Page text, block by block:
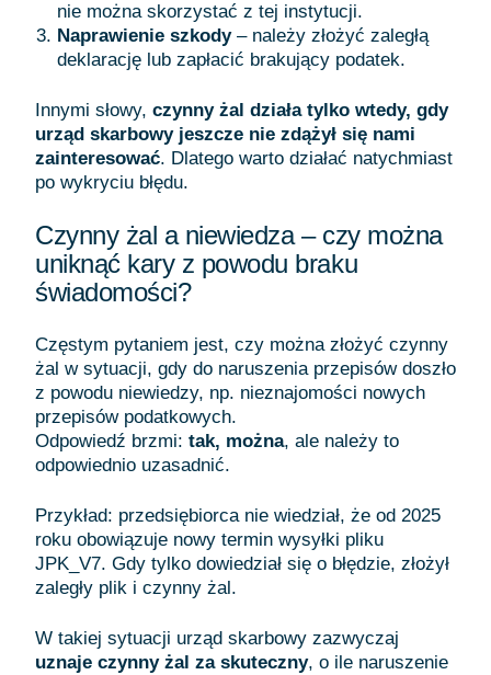
nie można skorzystać z tej instytucji.
Naprawienie szkody– należy złożyć zaległą
deklarację lub zapłacić brakujący podatek.
Innymi słowy, czynny żal działa tylko wtedy, gdy
urząd skarbowy jeszcze nie zdążył się nami
zainteresować. Dlatego warto działać natychmiast
po wykryciu błędu.
Czynny żal a niewiedza – czy można
uniknąć kary z powodu braku
świadomości?
Częstym pytaniem jest, czy można złożyć czynny
żal w sytuacji, gdy do naruszenia przepisów doszło
z powodu niewiedzy, np. nieznajomości nowych
przepisów podatkowych.
Odpowiedź brzmi: tak, można, ale należy to
odpowiednio uzasadnić.
Przykład: przedsiębiorca nie wiedział, że od 2025
roku obowiązuje nowy termin wysyłki pliku
JPK_V7. Gdy tylko dowiedział się o błędzie, złożył
zaległy plik i czynny żal.
W takiej sytuacji urząd skarbowy zazwyczaj
uznaje czynny żal za skuteczny, o ile naruszenie